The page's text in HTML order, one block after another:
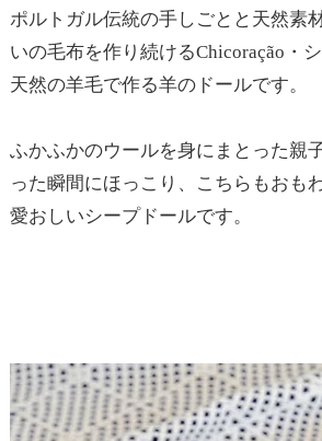
ポルトガル伝統の手しごとと天然素
いの毛布を作り続けるChicoração・
天然の羊毛で作る羊のドールです。
ふかふかのウールを身にまとった親
った瞬間にほっこり、こちらもおも
愛おしいシープドールです。